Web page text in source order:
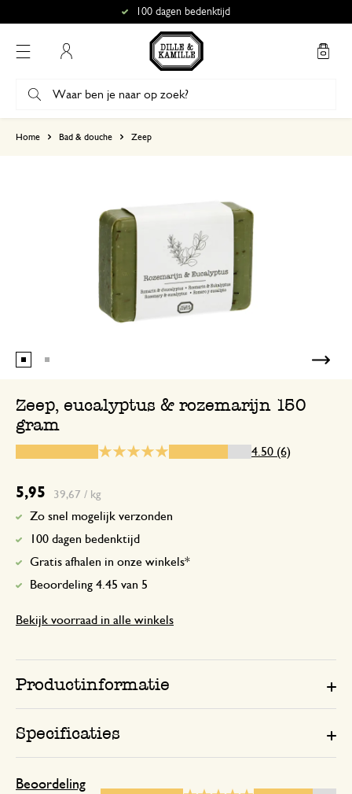
100 dagen bedenktijd
Home Bad & douche Zeep
Zeep, eucalyptus & rozemarijn 150
gram
4.50 (6)
5,95 39,67 / kg
Zo snel mogelijk verzonden
100 dagen bedenktijd
Gratis afhalen in onze winkels*
Beoordeling 4.45 van 5
Bekijk voorraad in alle winkels
Productinformatie
Specificaties
Beoordeling
2
1
Beste zeep om mee te
25 december 2025
Enkel een score, geen toelichting